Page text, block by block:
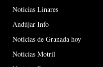
Noticias Linares
Andújar Info
Noticias de Granada hoy
Noticias Motril